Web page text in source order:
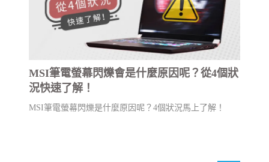
MSI筆電螢幕閃爍會是什麼原因呢？從4個狀
況快速了解！
MSI筆電螢幕閃爍是什麼原因呢？4個狀況馬上了解！